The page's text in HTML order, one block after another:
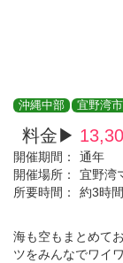
沖縄中部 宜野湾市
料金▶
開催期間：
通年
開催場所：
宜野湾
所要時間：
約3時間
海も空もまとめて
ツをみんなでワイ